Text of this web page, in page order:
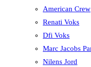
American Crew
Renati Voks
Dfi Voks
Marc Jacobs
Nilens Jord